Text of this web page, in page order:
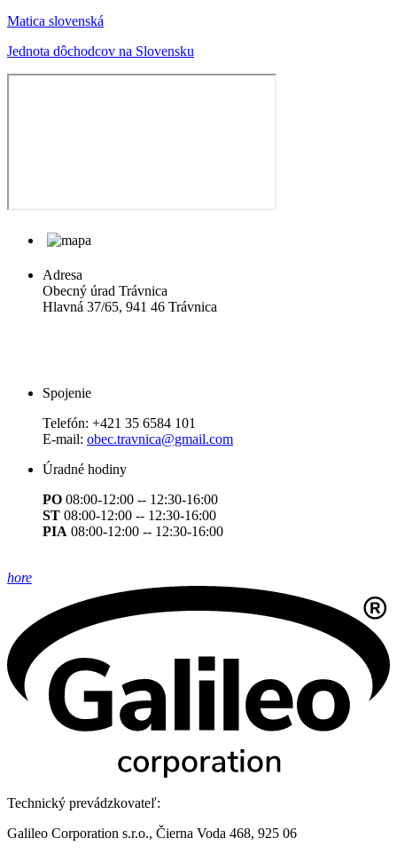
Matica slovenská
Jednota dôchodcov na Slovensku
Adresa
Obecný úrad Trávnica
Hlavná 37/65, 941 46 Trávnica
Spojenie
Telefón: +421 35 6584 101
E-mail: obec.travnica@gmail.com
Úradné hodiny
PO 08:00-12:00 -- 12:30-16:00
ST 08:00-12:00 -- 12:30-16:00
PIA 08:00-12:00 -- 12:30-16:00
hore
Technický prevádzkovateľ:
Galileo Corporation s.r.o., Čierna Voda 468, 925 06